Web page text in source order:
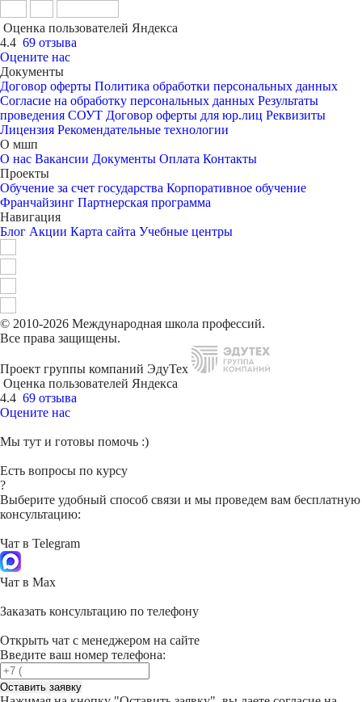
Оценка пользователей Яндекса
4.4 69 отзыва
Оцените нас
Документы
Договор оферты Политика обработки персональных данных
Согласие на обработку персональных данных Результаты
проведения СОУТ Договор оферты для юр.лиц Реквизиты
Лицензия Рекомендательные технологии
О мшп
О нас Вакансии Документы Оплата Контакты
Проекты
Обучение за счет государства Корпоративное обучение
Франчайзинг Партнерская программа
Навигация
Блог Акции Карта сайта Учебные центры
© 2010-2026 Международная школа профессий.
Все права защищены.
Проект группы компаний ЭдуТех
Оценка пользователей Яндекса
4.4 69 отзыва
Оцените нас
Мы тут и готовы помочь :)
Есть вопросы по курсу
?
Выберите удобный способ связи и мы проведем вам бесплатную
консультацию:
Чат в Telegram
Чат в Max
Заказать консультацию по телефону
Открыть чат с менеджером на сайте
Введите ваш номер телефона:
Оставить заявку